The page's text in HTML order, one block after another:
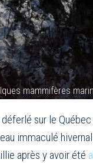
mammifères
sur le
immaculé
après y avoir été